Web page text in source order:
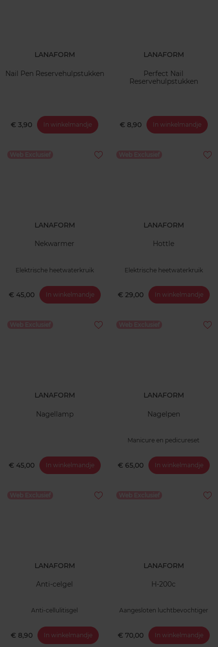
LANAFORM
Nail Pen Reservehulpstukken
€ 3,90 In winkelmandje
LANAFORM
Perfect Nail
Reservehulpstukken
€ 8,90 In winkelmandje
LANAFORM
Nekwarmer
Elektrische heetwaterkruik
€ 45,00 In winkelmandje
LANAFORM
Hottle
Elektrische heetwaterkruik
€ 29,00 In winkelmandje
LANAFORM
Nagellamp
€ 45,00 In winkelmandje
LANAFORM
Nagelpen
Manicure en pedicureset
€ 65,00 In winkelmandje
LANAFORM
Anti-celgel
Anti-cellulitisgel
€ 8,90 In winkelmandje
LANAFORM
H-200c
Aangesloten luchtbevochtiger
€ 70,00 In winkelmandje